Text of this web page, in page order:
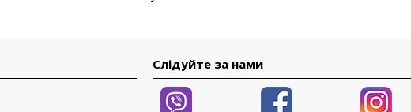
Слідуйте за нами